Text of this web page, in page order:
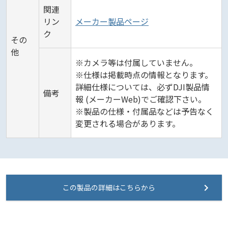
その
他
関連
リン
ク
メーカー製品ページ
備考
※カメラ等は付属していません。
※仕様は掲載時点の情報となります。
詳細仕様については、必ずDJI製品情
報 (メーカーWeb)でご確認下さい。
※製品の仕様・付属品などは予告なく
変更される場合があります。
この製品の詳細はこちらから